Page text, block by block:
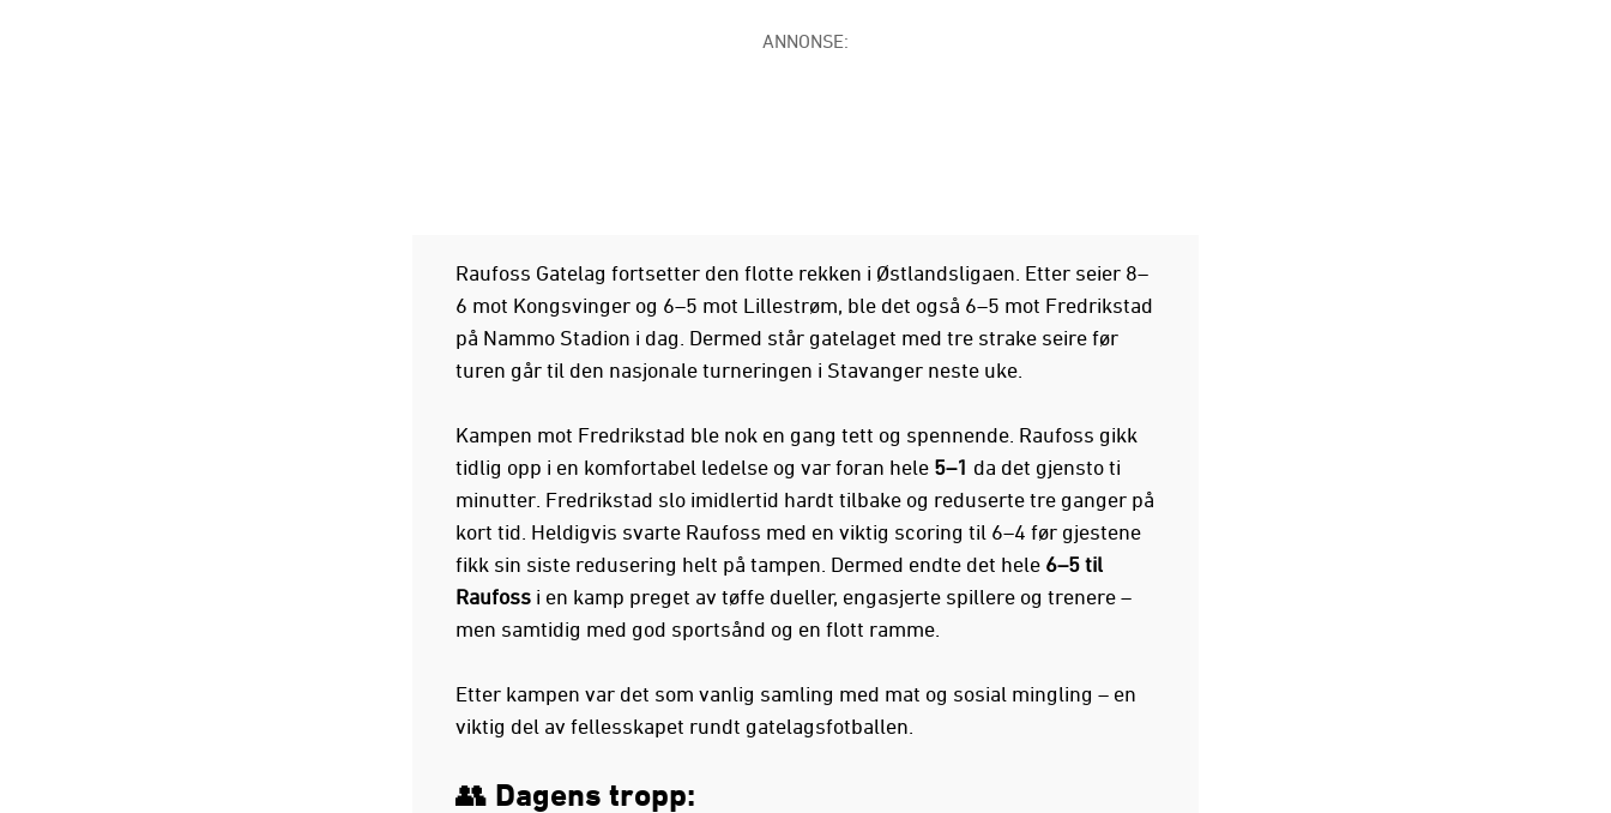
ANNONSE:
Raufoss Gatelag fortsetter den flotte rekken i Østlandsligaen. Etter seier 8–
6 mot Kongsvinger og 6–5 mot Lillestrøm, ble det også 6–5 mot Fredrikstad
på Nammo Stadion i dag. Dermed står gatelaget med tre strake seire før
turen går til den nasjonale turneringen i Stavanger neste uke.
Kampen mot Fredrikstad ble nok en gang tett og spennende. Raufoss gikk
tidlig opp i en komfortabel ledelse og var foran hele 5–1 da det gjensto ti
minutter. Fredrikstad slo imidlertid hardt tilbake og reduserte tre ganger på
kort tid. Heldigvis svarte Raufoss med en viktig scoring til 6–4 før gjestene
fikk sin siste redusering helt på tampen. Dermed endte det hele 6–5 til
Raufossi en kamp preget av tøffe dueller, engasjerte spillere og trenere –
men samtidig med god sportsånd og en flott ramme.
Etter kampen var det som vanlig samling med mat og sosial mingling – en
viktig del av fellesskapet rundt gatelagsfotballen.
👥 Dagens tropp: